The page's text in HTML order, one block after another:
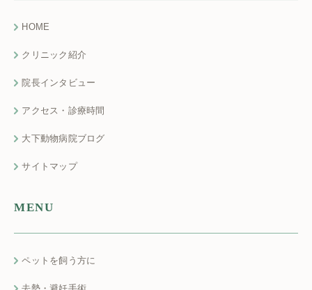
HOME
クリニック紹介
院長インタビュー
アクセス・診療時間
大下動物病院ブログ
サイトマップ
MENU
ペットを飼う方に